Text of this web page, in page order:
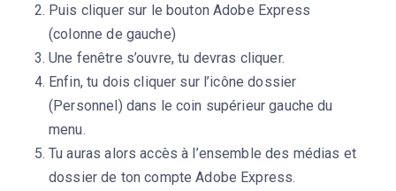
Puis cliquer sur le bouton Adobe Express
(colonne de gauche)
Une fenêtre s’ouvre, tu devras cliquer.
Enfin, tu dois cliquer sur l’icône dossier
(Personnel) dans le coin supérieur gauche du
menu.
Tu auras alors accès à l’ensemble des médias et
dossier de ton compte Adobe Express.